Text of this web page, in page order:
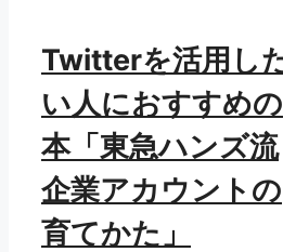
Twitterを活用し
い人におすすめの
本「東急ハンズ流
企業アカウントの
育てかた」